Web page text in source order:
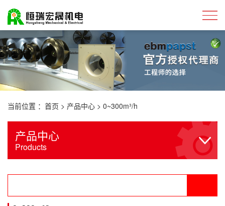
当前位置 ： 首页 > 产品中心 > 0~300m³/h
产品中心
Products